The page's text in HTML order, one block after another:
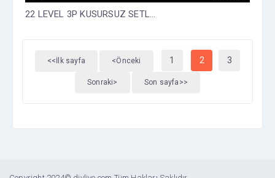
22 LEVEL 3P KUSURSUZ SETL...
<<İlk sayfa <Önceki 1 2 3
Sonraki> Son sayfa>>